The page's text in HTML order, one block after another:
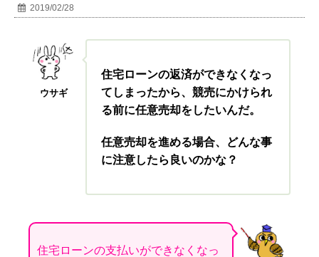
2019/02/28
ウサギ
住宅ローンの返済ができなくなっ
てしまったから、競売にかけられ
る前に任意売却をしたいんだ。
任意売却を進める場合、どんな事
に注意したら良いのかな？
住宅ローンの支払いができなくなっ